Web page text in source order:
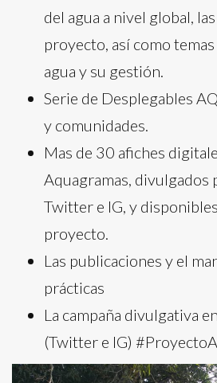
del agua a nivel global,
proyecto, así como
agua y su gestión.
Serie de Desplegables
y comunidades.
Mas de 30 afiches
Aquagramas,
Twitter e IG, y
proyecto.
Las publicaciones y el
prácticas
La campaña divulgativa
(Twitter e IG)